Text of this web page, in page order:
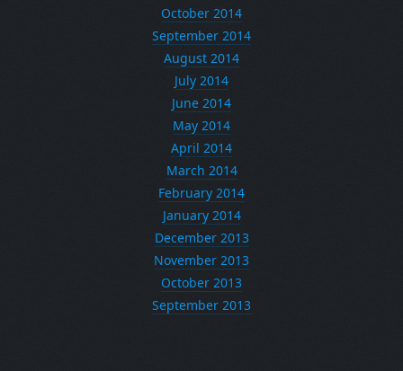
October 2014
September 2014
August 2014
July 2014
June 2014
May 2014
April 2014
March 2014
February 2014
January 2014
December 2013
November 2013
October 2013
September 2013